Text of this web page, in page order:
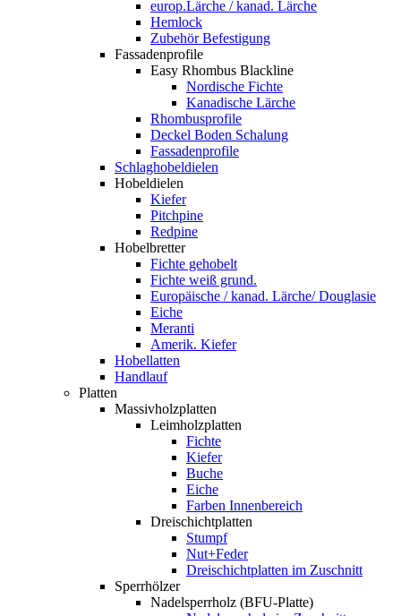
europ.Lärche / kanad. Lärche
Hemlock
Zubehör Befestigung
Fassadenprofile
Easy Rhombus Blackline
Nordische Fichte
Kanadische Lärche
Rhombusprofile
Deckel Boden Schalung
Fassadenprofile
Schlaghobeldielen
Hobeldielen
Kiefer
Pitchpine
Redpine
Hobelbretter
Fichte gehobelt
Fichte weiß grund.
Europäische / kanad. Lärche/ Douglasie
Eiche
Meranti
Amerik. Kiefer
Hobellatten
Handlauf
Platten
Massivholzplatten
Leimholzplatten
Fichte
Kiefer
Buche
Eiche
Farben Innenbereich
Dreischichtplatten
Stumpf
Nut+Feder
Dreischichtplatten im Zuschnitt
Sperrhölzer
Nadelsperrholz (BFU-Platte)